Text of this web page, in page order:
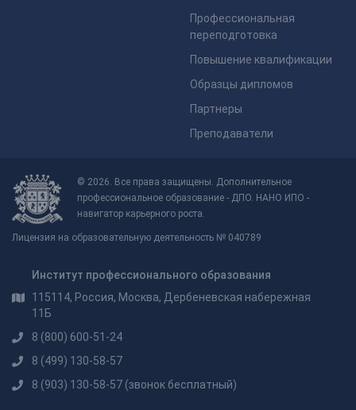
Профессиональная
переподготовка
Повышение квалификации
Образцы дипломов
Партнеры
Преподаватели
© 2026. Все права защищены. Дополнительное
профессиональное образование - ДПО. НАНО ИПО -
навигатор карьерного роста.
Лицензия на образовательную деятельность № 040789
Институт профессионального образования
115114, Россия, Москва, Дербеневская набережная
11Б
8 (800) 600-51-24
8 (499) 130-58-57
8 (903) 130-58-57 (звонок бесплатный)